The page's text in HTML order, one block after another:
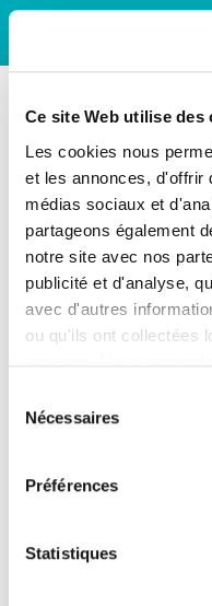
Ce site Web utilise des
Les cookies nous
et les annonces, d'offrir
médias sociaux et
partageons également
notre site avec nos
publicité et d'analyse,
avec d'autres
ou qu'ils ont collectées
Nécessaires
Préférences
Statistiques